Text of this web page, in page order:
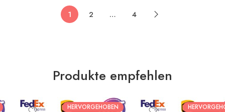
1 2 … 4
Produkte empfehlen
HERVORGEHOBEN